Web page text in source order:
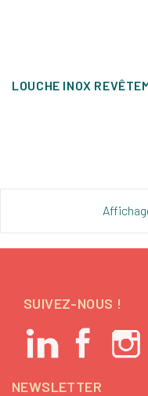
LOUCHE INOX
SUIVEZ-NOUS !
NEWSLETTER